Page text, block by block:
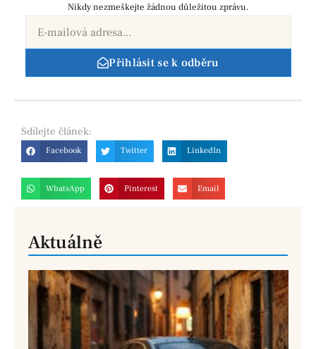
Nikdy nezmeškejte žádnou důležitou zprávu.
Přihlásit se k odběru
Sdílejte článek:
Facebook Twitter LinkedIn
WhatsApp Pinterest Email
Aktuálně